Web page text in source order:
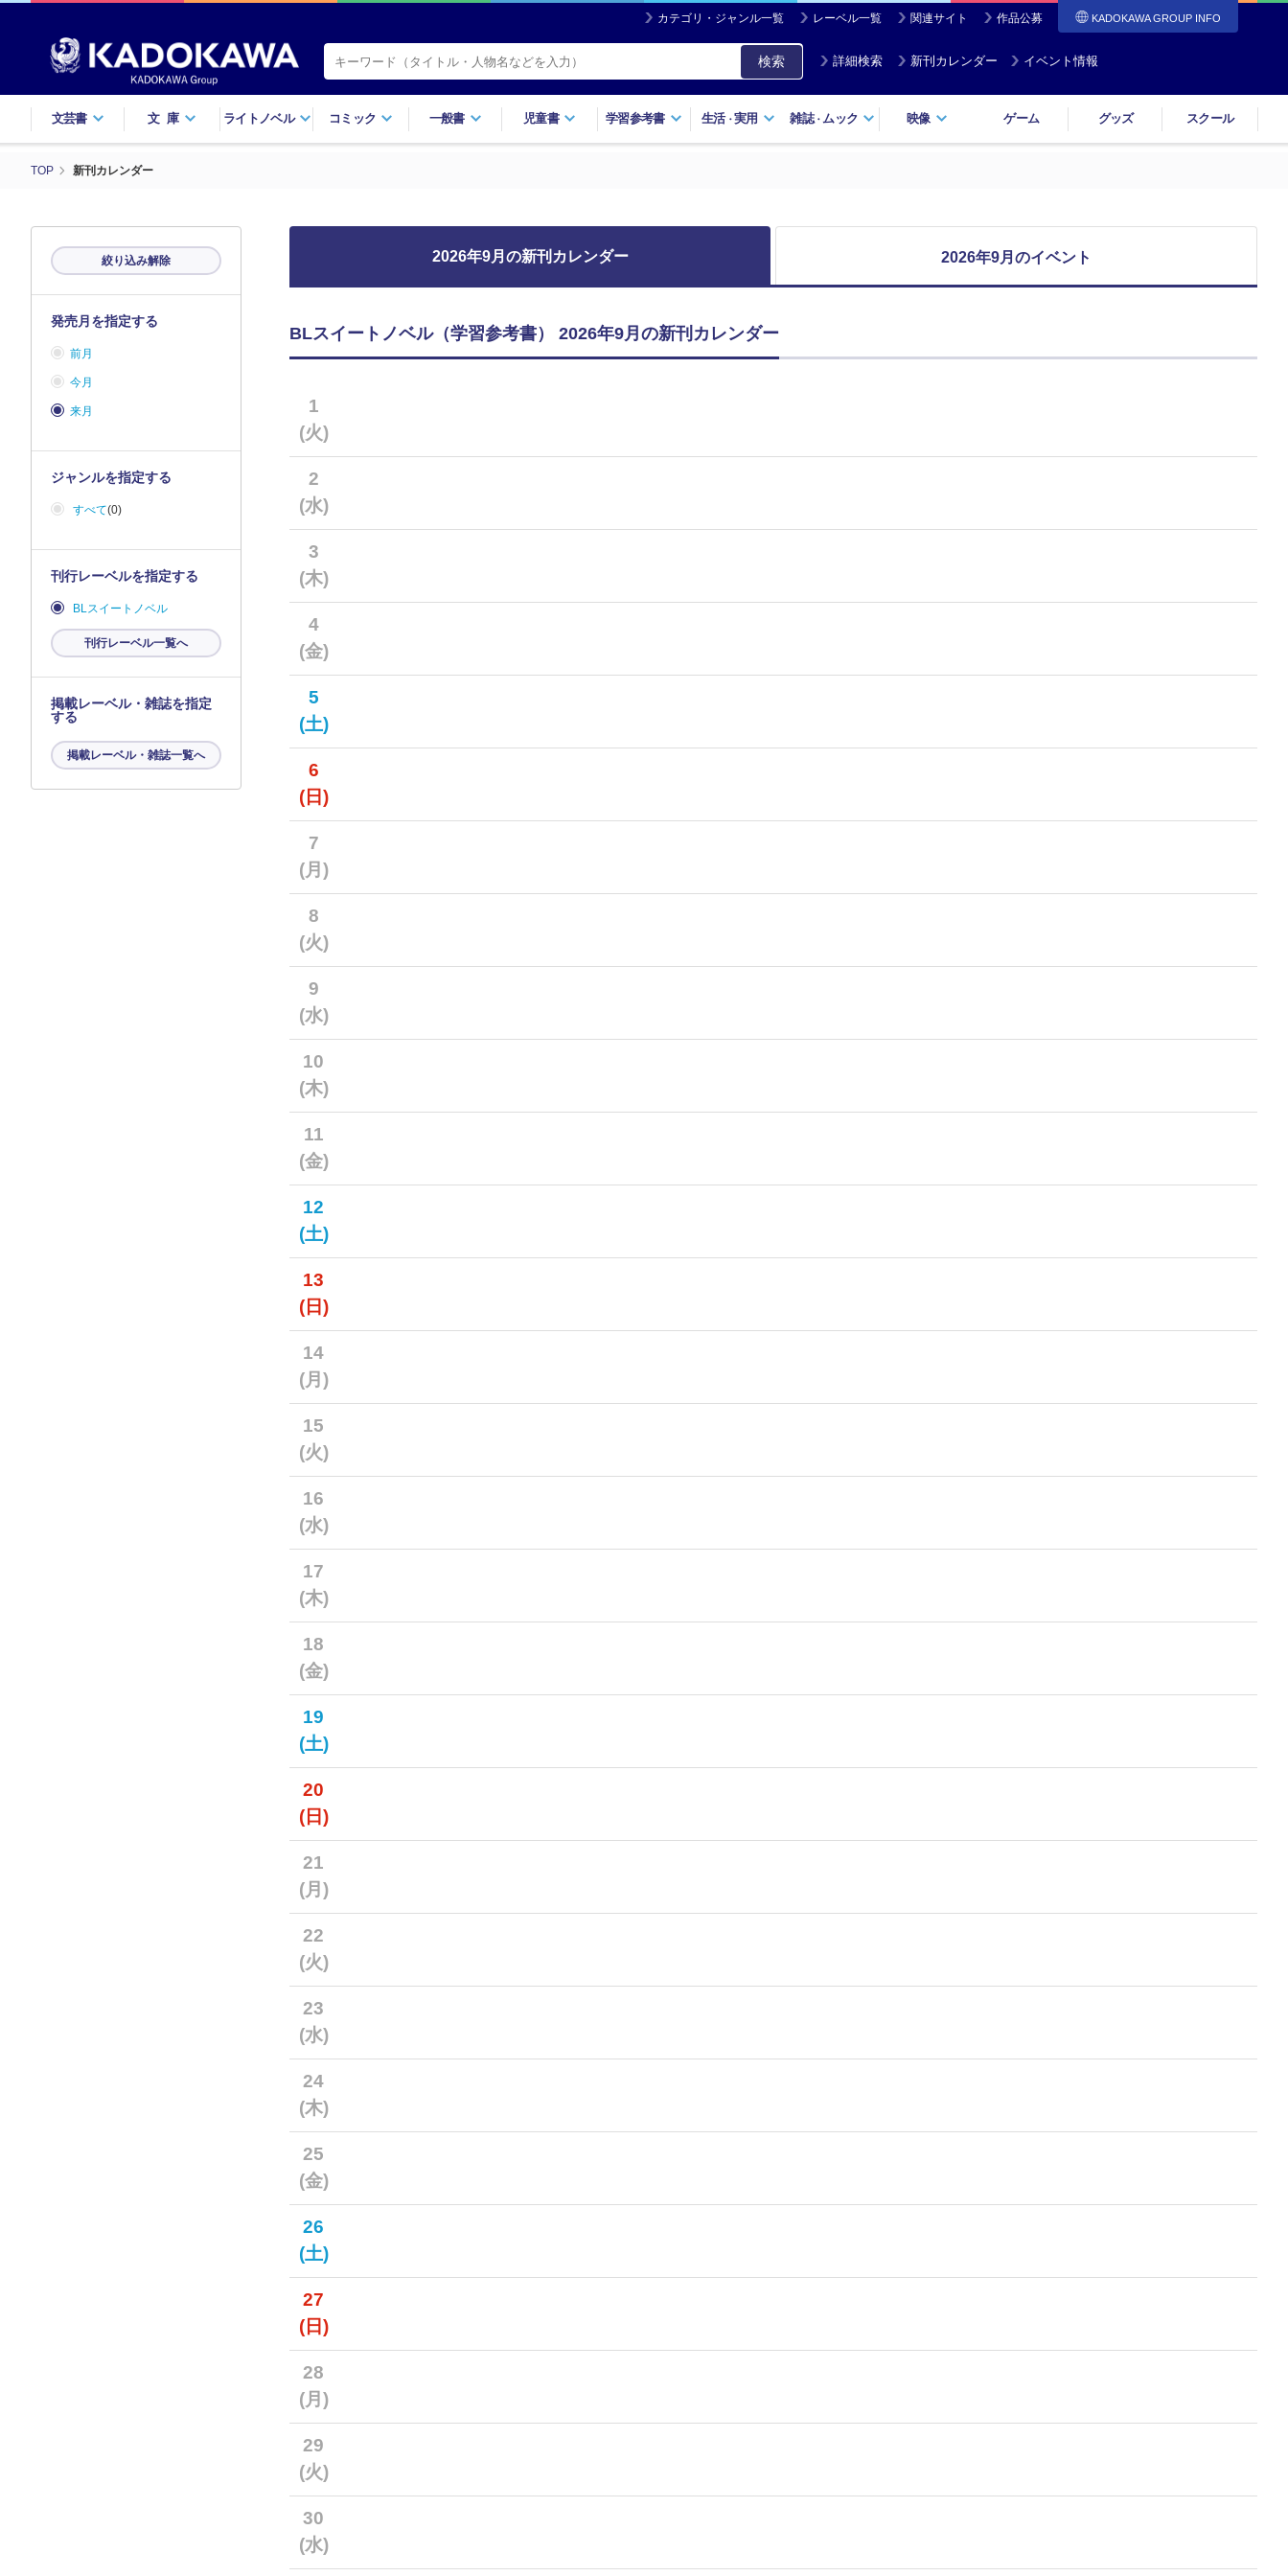
カテゴリ・ジャンル一覧 レーベル一覧 関連サイト 作品公募 KADOKAWA GROUP INFO
検索 詳細検索 新刊カレンダー イベント情報
文芸書 文庫 ライトノベル コミック 一般書 児童書 学習参考書 生活・実用 雑誌・ ムック 映像 ゲーム グッズ スクール
TOP 新刊カレンダー
2026年9月の新刊カレンダー 2026年9月のイベント
BLスイートノベル（学習参考書） 2026年9月の新刊カレンダー
1
(火)
2
(水)
3
(木)
4
(金)
5
(土)
6
(日)
7
(月)
8
(火)
9
(水)
10
(木)
11
(金)
12
(土)
13
(日)
14
(月)
15
(火)
16
(水)
17
(木)
18
(金)
19
(土)
20
(日)
21
(月)
22
(火)
23
(水)
24
(木)
25
(金)
26
(土)
27
(日)
28
(月)
29
(火)
30
(水)
絞り込み解除
発売月を指定する
前月
今月
来月
ジャンルを指定する
すべて(0)
刊行レーベルを指定する
BLスイートノベル
刊行レーベル一覧へ
掲載レーベル・雑誌を指定
する
掲載レーベル・雑誌一覧へ